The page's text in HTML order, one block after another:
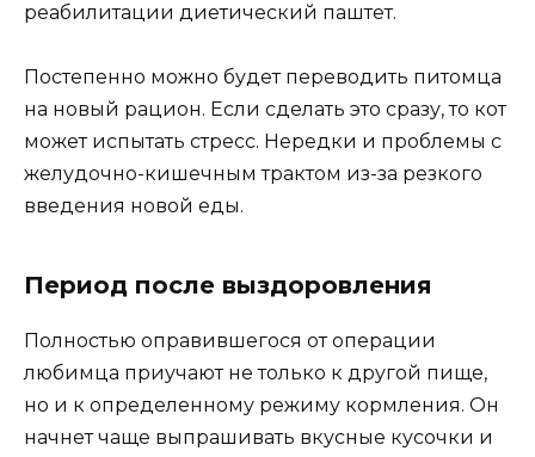
реабилитации диетический паштет.
Постепенно можно будет переводить питомца
на новый рацион. Если сделать это сразу, то кот
может испытать стресс. Нередки и проблемы с
желудочно-кишечным трактом из-за резкого
введения новой еды.
Период после выздоровления
Полностью оправившегося от операции
любимца приучают не только к другой пище,
но и к определенному режиму кормления. Он
начнет чаще выпрашивать вкусные кусочки и